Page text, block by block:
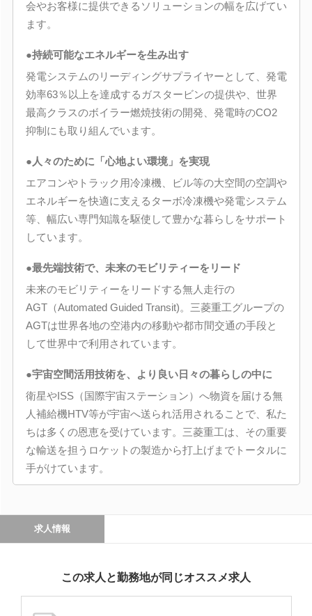
会やお客様に提供できるソリューションの幅を広げてい
ます。
●持続可能なエネルギーを生み出す
発電システムのリーディングサプライヤーとして、発電
効率63％以上を達成するガスタービンの提供や、世界
最高クラスのボイラー燃焼技術の開発、発電時のCO2
抑制にも取り組んでいます。
●人々のために「心地よい環境」を実現
エアコンやトラック用冷凍機、ビル等の大空間の空調や
エネルギーを快適に支えるターボ冷凍機や発電システム
等、幅広い専門知識を駆使して豊かな暮らしをサポート
しています。
●最先端技術で、未来のモビリティーをリード
未来のモビリティーをリードする無人走行の
AGT（Automated Guided Transit)。三菱重工グループの
AGTは世界各地の空港内の移動や都市間交通の手段と
して世界中で利用されています。
●宇宙空間活用技術を、より良い日々の暮らしの中に
衛星やISS（国際宇宙ステーション）へ物資を届ける無
人補給機HTV等が宇宙へ送られ活用されることで、私た
ちは多くの恩恵を受けています。三菱重工は、その重要
な輸送を担うロケットの製造から打上げまでトータルに
手がけています。
求人情報
この求人と勤務地が同じオススメ求人